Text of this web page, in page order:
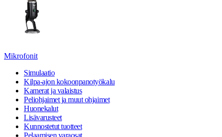
Mikrofonit
Simulaatio
Kilpa-ajon kokoonpanotyökalu
Kamerat ja valaistus
Peliohjaimet ja muut ohjaimet
Huonekalut
Lisävarusteet
Kunnostetut tuotteet
Pelaamisen varaosat